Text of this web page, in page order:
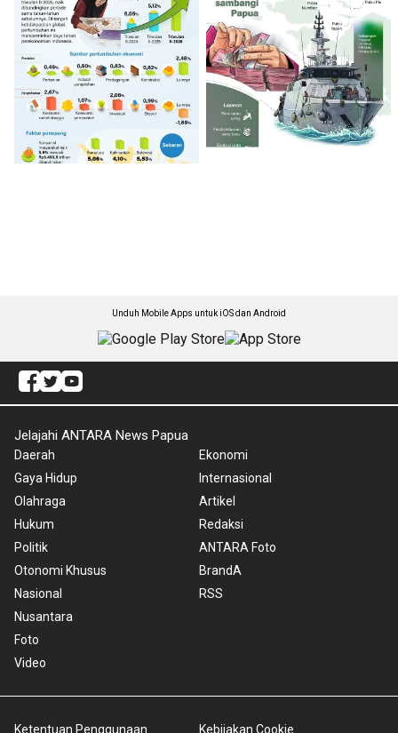
Unduh Mobile Apps untuk iOS dan Android
Jelajahi ANTARA News Papua
Daerah
Gaya Hidup
Olahraga
Hukum
Politik
Otonomi Khusus
Nasional
Nusantara
Foto
Video
Ekonomi
Internasional
Artikel
Redaksi
ANTARA Foto
BrandA
RSS
Ketentuan Penggunaan Kebijakan Cookie